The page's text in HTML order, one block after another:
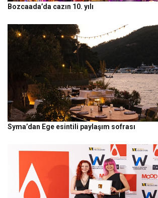
Bozcaada’da cazın 10. yılı
Syma’dan Ege esintili paylaşım sofrası